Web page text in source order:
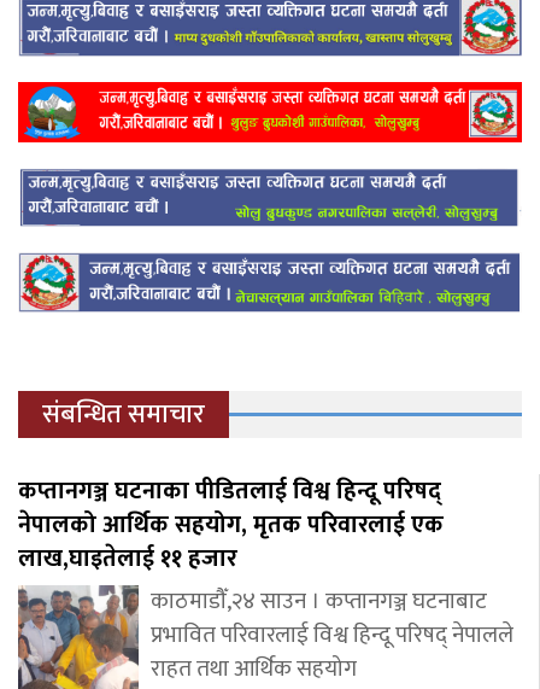
संबन्धित समाचार
कप्तानगञ्ज घटनाका पीडितलाई विश्व हिन्दू परिषद्
नेपालको आर्थिक सहयोग, मृतक परिवारलाई एक
लाख,घाइतेलाई ११ हजार
काठमाडौँ,२४ साउन । कप्तानगञ्ज घटनाबाट
प्रभावित परिवारलाई विश्व हिन्दू परिषद् नेपालले
राहत तथा आर्थिक सहयोग